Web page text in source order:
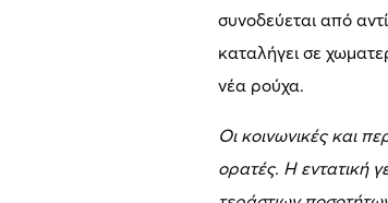
συνοδεύεται από
καταλήγει σε
νέα ρούχα.
Οι κοινωνικές και
ορατές. Η εντατική